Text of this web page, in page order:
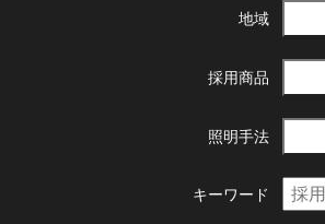
地域
採用商品
照明手法
キーワード